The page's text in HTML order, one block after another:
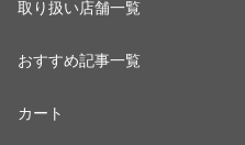
取り扱い店舗一覧
おすすめ記事一覧
カート